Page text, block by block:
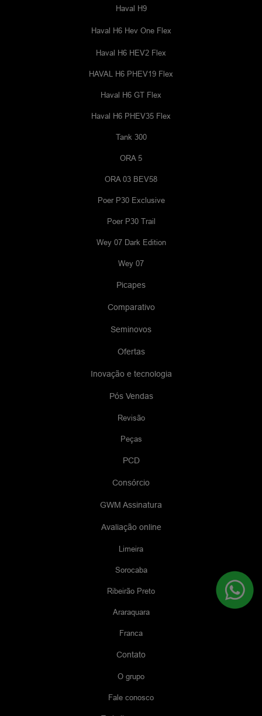
Haval H9
Haval H6 Hev One Flex
Haval H6 HEV2 Flex
HAVAL H6 PHEV19 Flex
Haval H6 GT Flex
Haval H6 PHEV35 Flex
Tank 300
ORA 5
ORA 03 BEV58
Poer P30 Exclusive
Poer P30 Trail
Wey 07 Dark Edition
Wey 07
Picapes
Comparativo
Seminovos
Ofertas
Inovação e tecnologia
Pós Vendas
Revisão
Peças
PCD
Consórcio
GWM Assinatura
Avaliação online
Limeira
Sorocaba
Ribeirão Preto
Araraquara
Franca
Contato
O grupo
Fale conosco